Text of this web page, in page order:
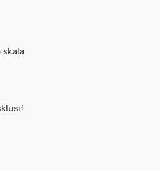
skala